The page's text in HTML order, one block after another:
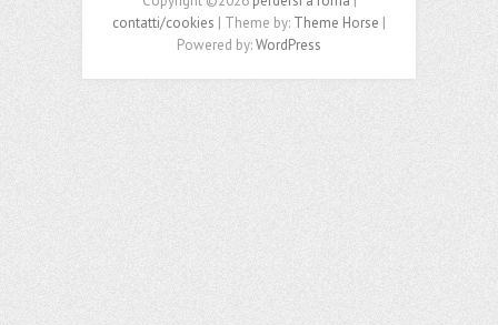
contatti/cookies | Theme by: Theme Horse |
Powered by:WordPress